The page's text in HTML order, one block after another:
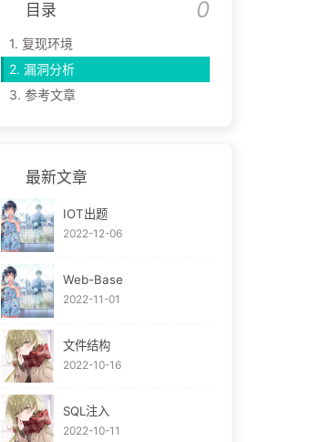
目录
1. 复现环境
2. 漏洞分析
3. 参考文章
最新文章
IOT出题
2022-12-06
Web-Base
2022-11-01
文件结构
2022-10-16
SQL注入
2022-10-11